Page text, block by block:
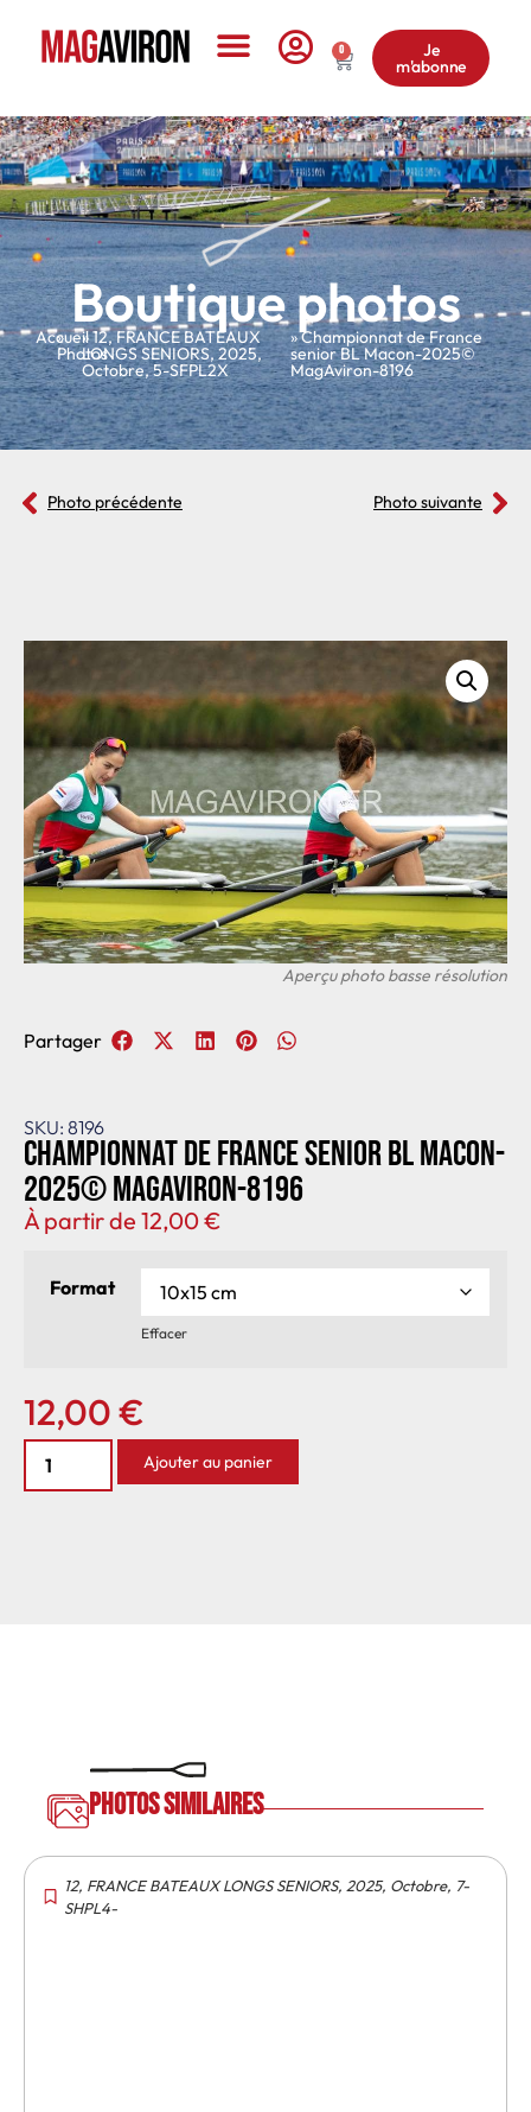
0 Je
m'abonne
Boutique photos
Accueil
»
Photos
»12,FRANCE BATEAUX
LONGS SENIORS,2025,
Octobre,5-SFPL2X
» Championnat de France
senior BL Macon-2025©
MagAviron-8196
Photo précédente Photo suivante
SKU: 8196
Championnat de France senior BL Macon-
2025© MagAviron-8196
À partir de 12,00€
Format
Effacer
12,00€
Ajouter au panier
Partager
Photos similaires
12, FRANCE BATEAUX LONGS SENIORS, 2025, Octobre, 7-
SHPL4-